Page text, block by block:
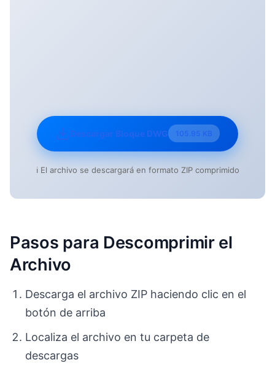
Descargar Bloque DWG 105.95 KB
ℹ️ El archivo se descargará en formato ZIP comprimido
Pasos para Descomprimir el
Archivo
Descarga el archivo ZIP haciendo clic en el
botón de arriba
Localiza el archivo en tu carpeta de
descargas